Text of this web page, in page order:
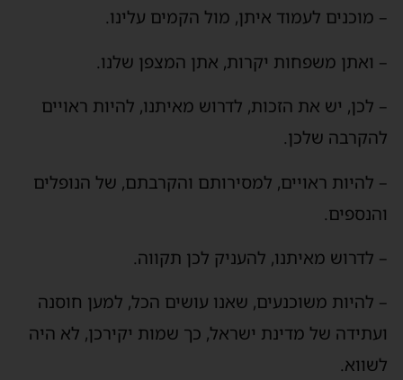
– מוכנים לעמוד איתן, מול הקמים עלינו.
– ואתן משפחות יקרות, אתן המצפן שלנו.
– לכן, יש את הזכות, לדרוש מאיתנו, להיות ראויים
להקרבה שלכן.
– להיות ראויים, למסירותם והקרבתם, של הנופלים
והנספים.
– לדרוש מאיתנו, להעניק לכן תקווה.
– להיות משוכנעים, שאנו עושים הכל, למען חוסנה
ועתידה של מדינת ישראל, כך שמות יקירכן, לא היה
לשווא.